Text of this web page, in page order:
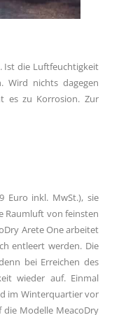
Ist die Luftfeuchtigkeit
Wird nichts dagegen
es zu Korrosion. Zur
Euro inkl. MwSt.), sie
Raumluft von feinsten
Arete One arbeitet
entleert werden. Die
bei Erreichen des
wieder auf. Einmal
im Winterquartier vor
die Modelle MeacoDry